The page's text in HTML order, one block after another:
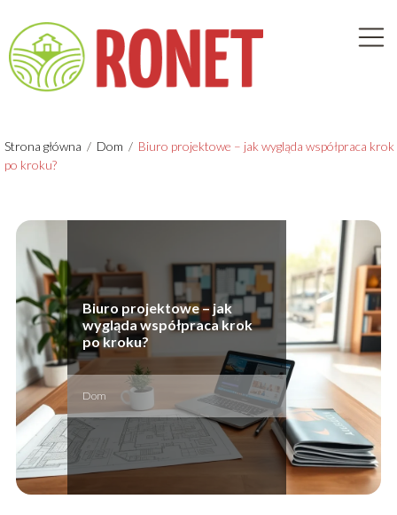
Strona główna / Dom / Biuro projektowe – jak wygląda współpraca krok
po kroku?
Biuro projektowe – jak
wygląda współpraca krok
po kroku?
Dom